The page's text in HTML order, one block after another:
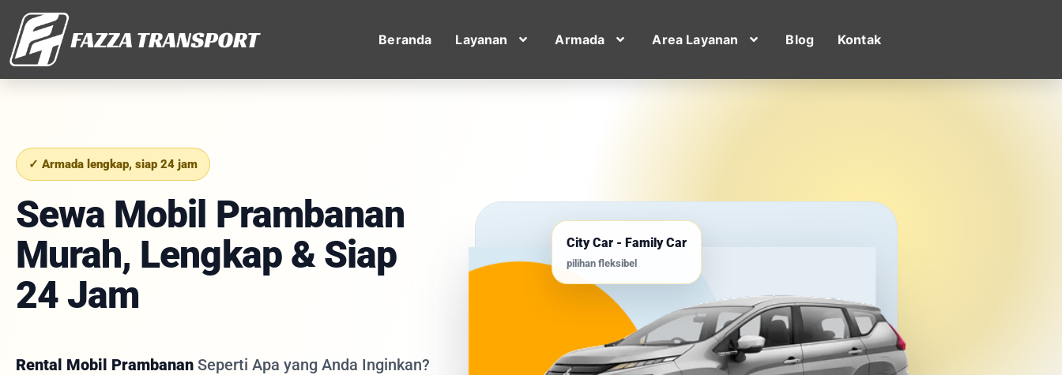
Beranda Layanan Armada Area Layanan Blog Kontak
✓ Armada lengkap, siap 24 jam
Sewa Mobil Prambanan
Murah, Lengkap & Siap
24 Jam
Rental Mobil Prambanan Seperti Apa yang Anda Inginkan?
City Car - Family Car
pilihan fleksibel